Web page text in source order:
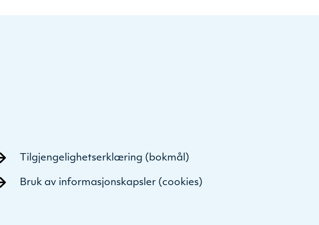
Tilgjengelighetserklæring (bokmål)
Bruk av informasjonskapsler (cookies)